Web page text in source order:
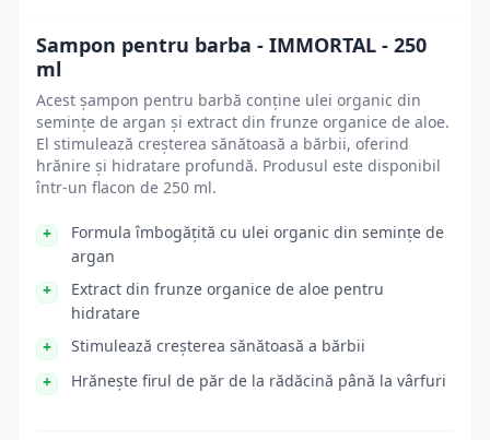
Sampon pentru barba - IMMORTAL - 250
ml
Acest șampon pentru barbă conține ulei organic din
semințe de argan și extract din frunze organice de aloe.
El stimulează creșterea sănătoasă a bărbii, oferind
hrănire și hidratare profundă. Produsul este disponibil
într-un flacon de 250 ml.
Formula îmbogățită cu ulei organic din semințe de
argan
Extract din frunze organice de aloe pentru
hidratare
Stimulează creșterea sănătoasă a bărbii
Hrănește firul de păr de la rădăcină până la vârfuri